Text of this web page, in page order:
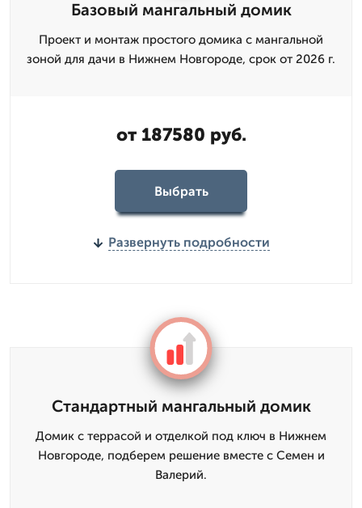
Базовый мангальный домик
Проект и монтаж простого домика с мангальной
зоной для дачи в Нижнем Новгороде, срок от 2026 г.
от 187580 руб.
Выбрать
Развернуть подробности
Стандартный мангальный домик
Домик с террасой и отделкой под ключ в Нижнем
Новгороде, подберем решение вместе с Семен и
Валерий.